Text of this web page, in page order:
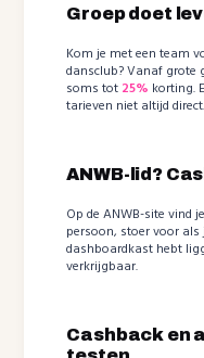
Groep doet
Kom je met een team
dansclub? Vanaf grote
soms tot 25% korting.
tarieven niet altijd
ANWB-lid?
Op de ANWB-site vind
persoon, stoer voor
dashboardkast hebt
verkrijgbaar.
Cashback en